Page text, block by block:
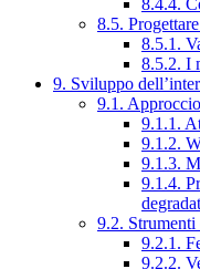
8.5.
8.5.1.
8.5.2. I
9. Sviluppo
9.1.
9.1.1.
9.1.2.
9.1.3.
9.1.4.
9.2.
9.2.1.
9.2.2.